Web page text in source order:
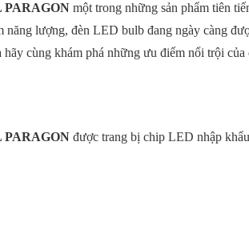
PARAGON một trong những sản phẩm tiên
năng lượng, đèn LED bulb đang ngày càng
cùng khám phá những ưu điểm nổi trội
PARAGON được trang bị chip LED nhập